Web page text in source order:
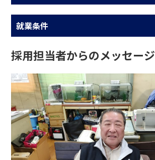
就業条件
採用担当者からのメッセージ